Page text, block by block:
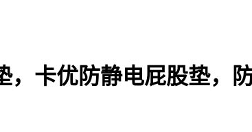
卡优防静电屁股垫，